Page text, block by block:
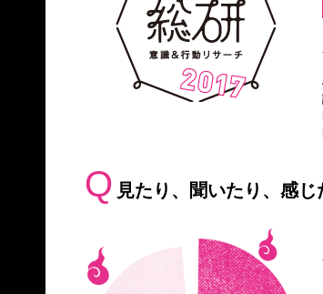
Q 見たり、聞いたり、感